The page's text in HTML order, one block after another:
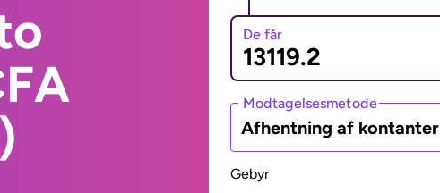
De får
Modtagelsesmetode
Afhentning af kontanter
Gebyr